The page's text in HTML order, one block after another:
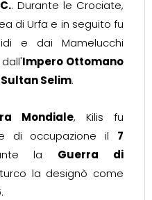
. Durante le Crociate,
di Urfa e in seguito fu
e dai Mamelucchi
Impero Ottomano
Selim.
Mondiale, Kilis fu
di occupazione il 7
la Guerra di
la designò come
.